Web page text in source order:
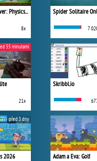
One Shot Tower: Physics Destroyer
8x
21x
55 minutami
2026
před 3 dny
Spider Solitaire
7
Skribbl.io
Adam a Eva: Golf